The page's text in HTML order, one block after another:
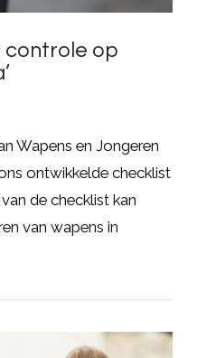
controle op
Wapens en Jongeren
ontwikkelde checklist
de checklist kan
van wapens in